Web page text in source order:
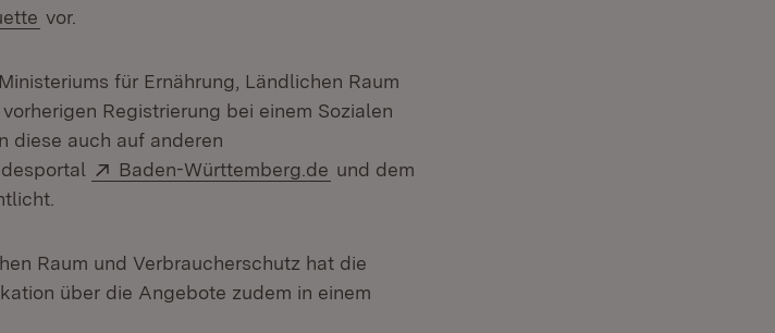
vor.
für Ernährung, Ländlichen Raum
Registrierung bei einem Sozialen
diese auch auf anderen
Extern:
Baden-Württemberg.de (Öffnet in neuem Fenster)
und dem
Fenster)
Raum und Verbraucherschutz hat die
über die Angebote zudem in einem